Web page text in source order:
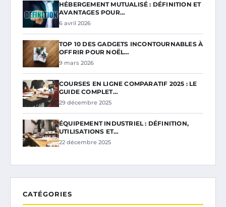
HÉBERGEMENT MUTUALISÉ : DÉFINITION ET
AVANTAGES POUR…
6 avril 2026
TOP 10 DES GADGETS INCONTOURNABLES À
OFFRIR POUR NOËL…
9 mars 2026
COURSES EN LIGNE COMPARATIF 2025 : LE
GUIDE COMPLET…
29 décembre 2025
ÉQUIPEMENT INDUSTRIEL : DÉFINITION,
UTILISATIONS ET…
22 décembre 2025
CATÉGORIES